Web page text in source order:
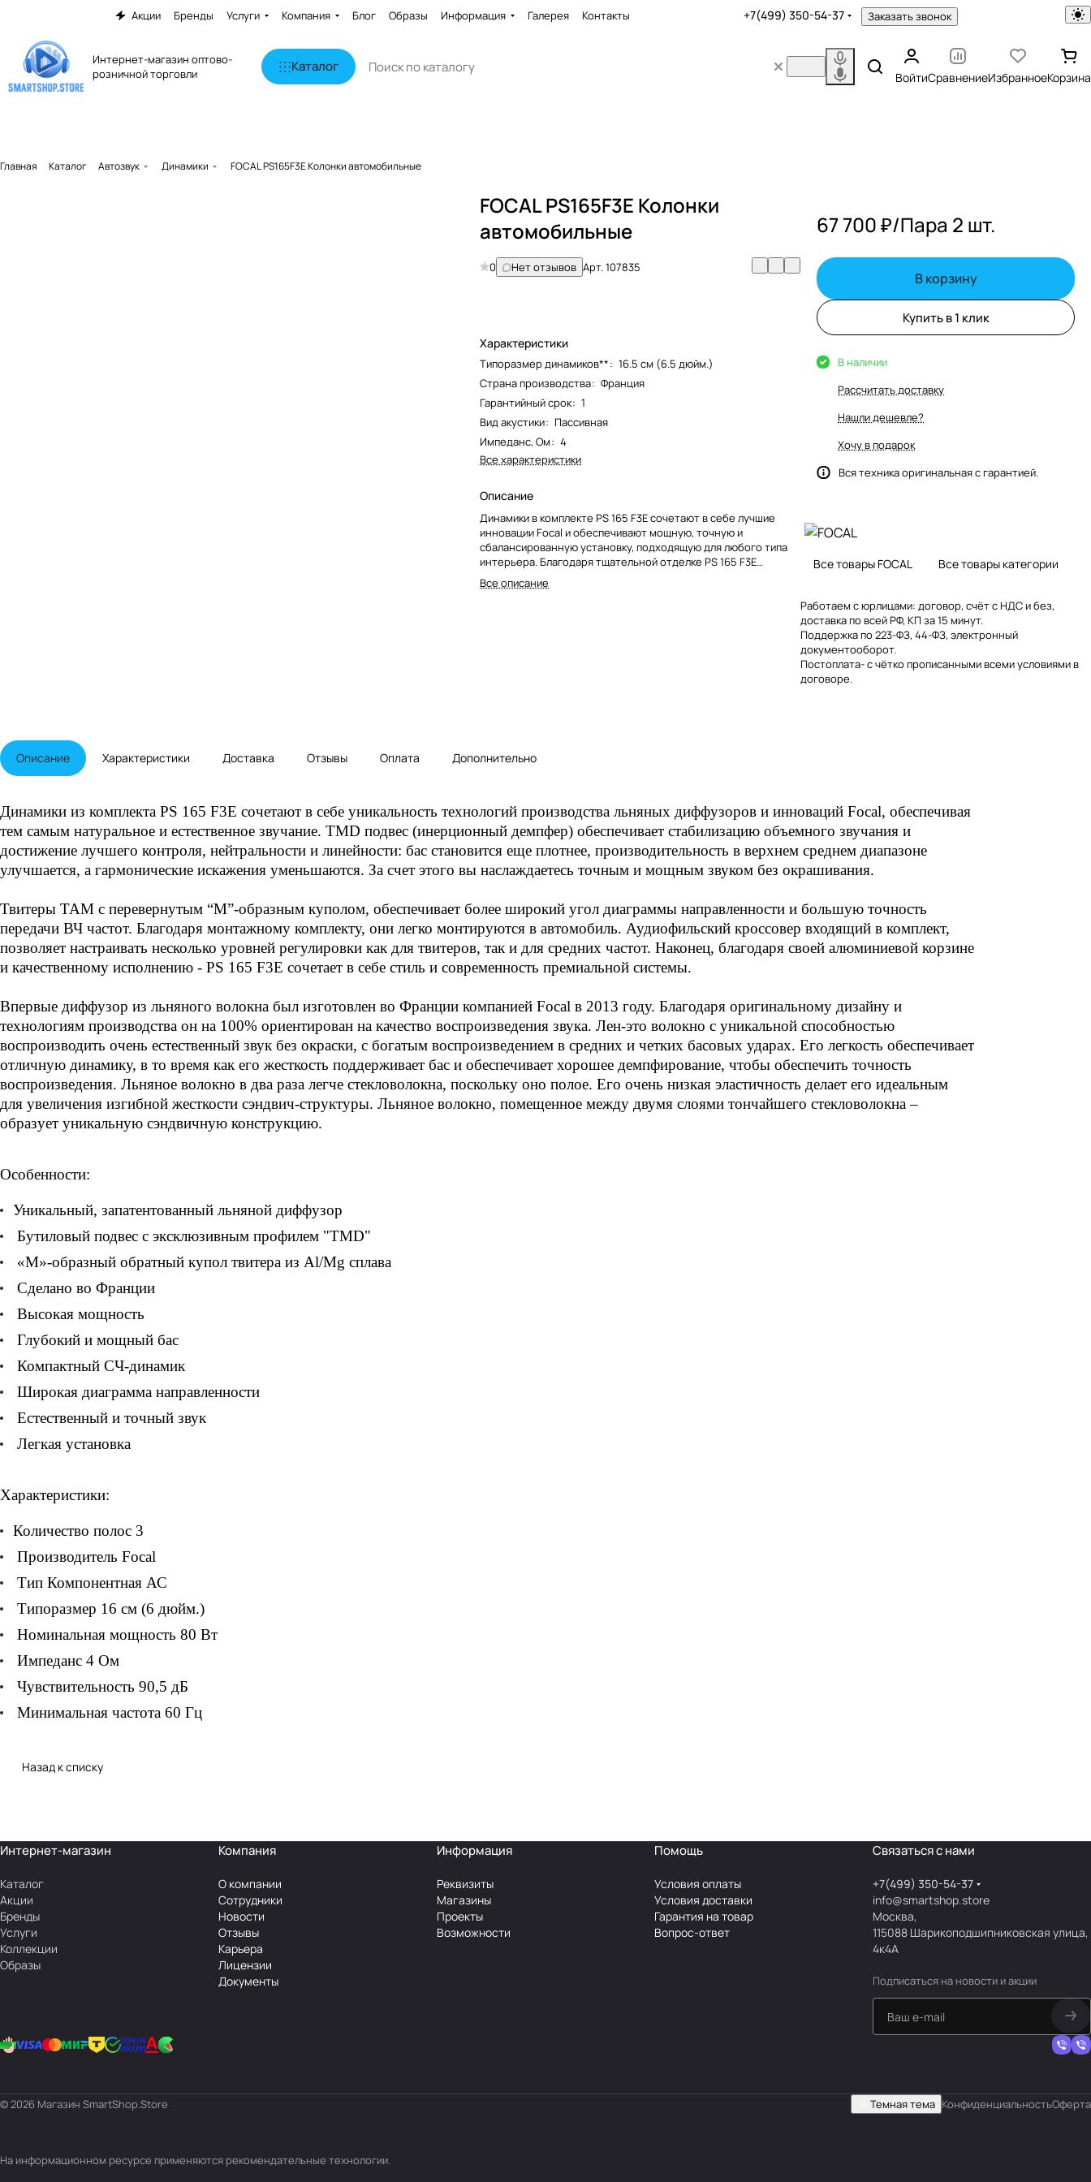
Акции Бренды Услуги Компания Блог Образы Информация Галерея Контакты +7(499) 350-54-37 Заказать звонок
Интернет-магазин оптово-
розничной торговли
Каталог
ВойтиСравнениеИзбранноеКорзина
Главная Каталог Автозвук Динамики FOCAL PS165F3E Колонки автомобильные
FOCAL PS165F3E Колонки
автомобильные
0 Нет отзывов Арт.107835
Характеристики
Типоразмер динамиков**: 16.5 см (6.5 дюйм.)
Страна производства: Франция
Гарантийный срок: 1
Вид акустики: Пассивная
Импеданс, Ом: 4
Все характеристики
Описание
Динамики в комплекте PS 165 F3E сочетают в себе лучшие
инновации Focal и обеспечивают мощную, точную и
сбалансированную установку, подходящую для любого типа
интерьера. Благодаря тщательной отделке PS 165 F3E
обеспечивает объемное звучание и новые музыкальные
впечатления в вашем автомобиле.<br>
Все описание
67 700 ₽/Пара 2 шт.
В корзину
Купить в 1 клик
В наличии
Рассчитать доставку
Нашли дешевле?
Хочу в подарок
Вся техника оригинальная с гарантией.
Все товары FOCAL Все товары категории
Работаем с юрлицами: договор, счёт с НДС и без,
доставка по всей РФ, КП за 15 минут.
Поддержка по 223-ФЗ, 44-ФЗ, электронный
документооборот.
Постоплата- с чётко прописанными всеми условиями в
договоре.
Описание Характеристики Доставка Отзывы Оплата Дополнительно
Динамики из комплекта PS 165 F3E сочетают в себе уникальность технологий производства льняных диффузоров и инноваций Focal, обеспечивая
тем самым натуральное и естественное звучание. TMD подвес (инерционный демпфер) обеспечивает стабилизацию объемного звучания и
достижение лучшего контроля, нейтральности и линейности: бас становится еще плотнее, производительность в верхнем среднем диапазоне
улучшается, а гармонические искажения уменьшаются. За счет этого вы наслаждаетесь точным и мощным звуком без окрашивания.
Твитеры TAM с перевернутым “M”-образным куполом, обеспечивает более широкий угол диаграммы направленности и большую точность
передачи ВЧ частот. Благодаря монтажному комплекту, они легко монтируются в автомобиль. Аудиофильский кроссовер входящий в комплект,
позволяет настраивать несколько уровней регулировки как для твитеров, так и для средних частот. Наконец, благодаря своей алюминиевой корзине
и качественному исполнению - PS 165 F3E сочетает в себе стиль и современность премиальной системы.
Впервые диффузор из льняного волокна был изготовлен во Франции компанией Focal в 2013 году. Благодаря оригинальному дизайну и
технологиям производства он на 100% ориентирован на качество воспроизведения звука. Лен-это волокно с уникальной способностью
воспроизводить очень естественный звук без окраски, с богатым воспроизведением в средних и четких басовых ударах. Его легкость обеспечивает
отличную динамику, в то время как его жесткость поддерживает бас и обеспечивает хорошее демпфирование, чтобы обеспечить точность
воспроизведения. Льняное волокно в два раза легче стекловолокна, поскольку оно полое. Его очень низкая эластичность делает его идеальным
для увеличения изгибной жесткости сэндвич-структуры. Льняное волокно, помещенное между двумя слоями тончайшего стекловолокна –
образует уникальную сэндвичную конструкцию.
Особенности:
Уникальный, запатентованный льняной диффузор
Бутиловый подвес с эксклюзивным профилем "TMD"
«М»-образный обратный купол твитера из Al/Mg сплава
Сделано во Франции
Высокая мощность
Глубокий и мощный бас
Компактный СЧ-динамик
Широкая диаграмма направленности
Естественный и точный звук
Легкая установка
Характеристики:
Количество полос 3
Производитель Focal
Тип Компонентная АС
Типоразмер 16 см (6 дюйм.)
Номинальная мощность 80 Вт
Импеданс 4 Ом
Чувствительность 90,5 дБ
Минимальная частота 60 Гц
Назад к списку
Интернет-магазин
Каталог
Акции
Бренды
Услуги
Коллекции
Образы
Компания
О компании
Сотрудники
Новости
Отзывы
Карьера
Лицензии
Документы
Информация
Реквизиты
Магазины
Проекты
Возможности
Помощь
Условия оплаты
Условия доставки
Гарантия на товар
Вопрос-ответ
Связаться с нами
+7(499) 350-54-37
info@smartshop.store
Москва,
115088 Шарикоподшипниковская улица,
4к4А
Подписаться на новости и акции
© 2026 Магазин SmartShop.Store Темная тема КонфиденциальностьОферта
На информационном ресурсе применяются рекомендательные технологии.